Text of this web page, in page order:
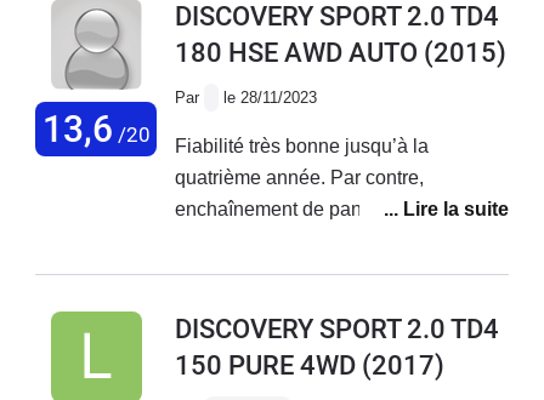
personnes peuvent se le permettre
monsieur...". ce qui revient à dire "pas
infirmière à domicile je ne peux me passer de voiture
Honte à cette marqueSi j’avais lu les avis avant jamais
je ne me serai dirigée vers ce véhiculeUn seul mot :
fuyez !!!
13,6 /20
DISCOVERY SPORT 2.0 TD4
180 HSE AWD AUTO (2015)
Par le 28/11/2023
Fiabilité très bonne jusqu’à la
quatrième année. Par contre,
enchaînement de pannes
avec Remplacements répétées de
du turbo deux fois, remplacement de la
chaîne de distribution et maintenant
DISCOVERY SPORT 2.0 TD4
150 PURE 4WD (2017)